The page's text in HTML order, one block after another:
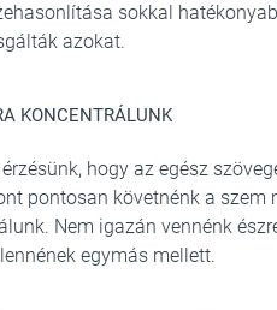
sokkal
azokat.
KONCENTRÁLUNK
hogy az egész
pontosan követnénk a
Nem igazán vennénk
egymás mellett.